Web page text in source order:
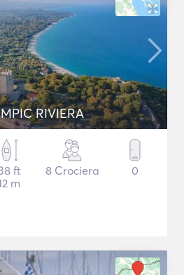
RIVIERA
ft
m
8 Crociera 0